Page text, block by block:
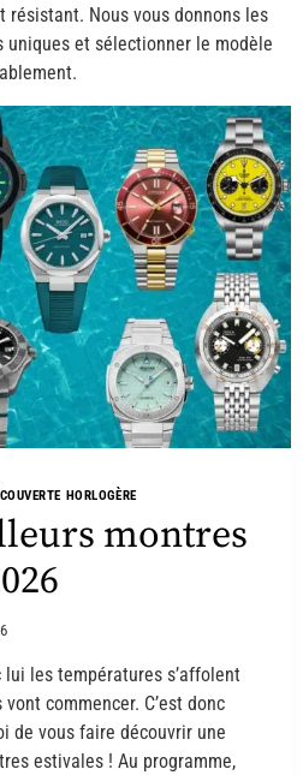
résistant. Nous vous donnons les
et sélectionner le modèle
HORLOGÈRE
montres
lui les températures s’affolent
commencer. C’est donc
de vous faire découvrir une
estivales ! Au programme,